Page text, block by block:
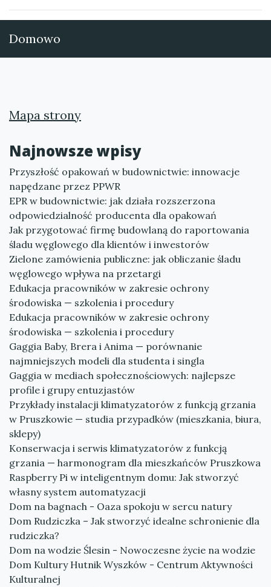
Domowo
Mapa strony
Najnowsze wpisy
Przyszłość opakowań w budownictwie: innowacje
napędzane przez PPWR
EPR w budownictwie: jak działa rozszerzona
odpowiedzialność producenta dla opakowań
Jak przygotować firmę budowlaną do raportowania
śladu węglowego dla klientów i inwestorów
Zielone zamówienia publiczne: jak obliczanie śladu
węglowego wpływa na przetargi
Edukacja pracowników w zakresie ochrony
środowiska — szkolenia i procedury
Edukacja pracowników w zakresie ochrony
środowiska — szkolenia i procedury
Gaggia Baby, Brera i Anima — porównanie
najmniejszych modeli dla studenta i singla
Gaggia w mediach społecznościowych: najlepsze
profile i grupy entuzjastów
Przykłady instalacji klimatyzatorów z funkcją grzania
w Pruszkowie — studia przypadków (mieszkania, biura,
sklepy)
Konserwacja i serwis klimatyzatorów z funkcją
grzania — harmonogram dla mieszkańców Pruszkowa
Raspberry Pi w inteligentnym domu: Jak stworzyć
własny system automatyzacji
Dom na bagnach - Oaza spokoju w sercu natury
Dom Rudziczka – Jak stworzyć idealne schronienie dla
rudziczka?
Dom na wodzie Ślesin - Nowoczesne życie na wodzie
Dom Kultury Hutnik Wyszków - Centrum Aktywności
Kulturalnej